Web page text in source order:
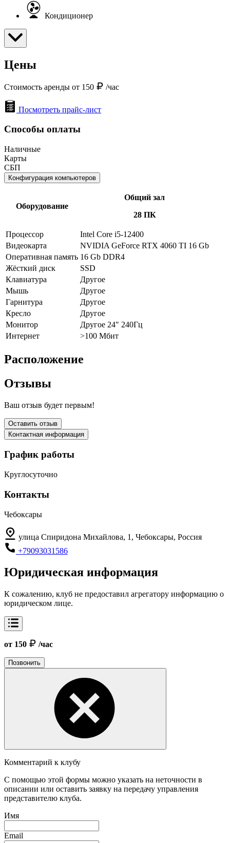
Кондиционер
Цены
Стоимость аренды от 150 /час
Посмотреть прайс-лист
Способы оплаты
Наличные
Карты
СБП
Конфигурация компьютеров
Оборудование
Общий зал
28 ПК
Процессор
Intel Core i5-12400
Видеокарта
NVIDIA GeForce RTX 4060 TI 16 Gb
Оперативная память 16 Gb DDR4
Жёсткий диск
SSD
Клавиатура
Другое
Мышь
Другое
Гарнитура
Другое
Кресло
Другое
Монитор
Другое 24" 240Гц
Интернет
>100 Мбит
Расположение
Отзывы
Ваш отзыв будет первым!
Оставить отзыв
Контактная информация
График работы
Круглосуточно
Контакты
Чебоксары
улица Спиридона Михайлова, 1, Чебоксары, Россия
+79093031586
Юридическая информация
К сожалению, клуб не предоставил агрегатору информацию о
юридическом лице.
от 150 /час
Позвонить
Комментарий к клубу
С помощью этой формы можно указать на неточности в
описании или оставить заявку на передачу управления
представителю клуба.
Имя
Email